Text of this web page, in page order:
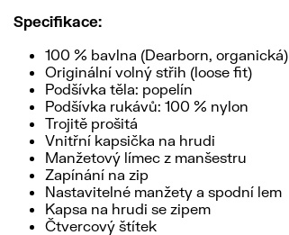
Specifikace:
100 % bavlna (Dearborn, organická)
Originální volný střih (loose fit)
Podšívka těla: popelín
Podšívka rukávů: 100 % nylon
Trojitě prošitá
Vnitřní kapsička na hrudi
Manžetový límec z manšestru
Zapínání na zip
Nastavitelné manžety a spodní lem
Kapsa na hrudi se zipem
Čtvercový štítek